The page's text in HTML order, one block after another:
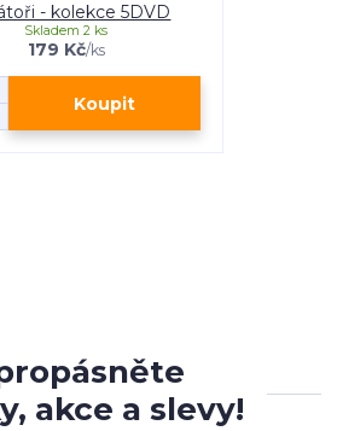
- kolekce 5DVD
179 Kč/ks
Skladem 2 ks
Koupit
akce a slevy!